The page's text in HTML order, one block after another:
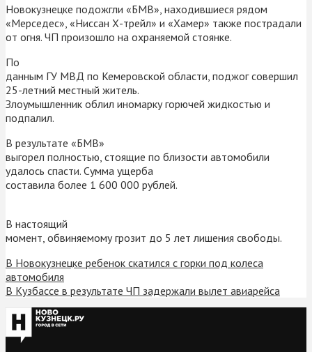
Новокузнецке подожгли «БМВ», находившиеся рядом
«Мерседес», «Ниссан Х-трейл» и «Хамер» также пострадали
от огня. ЧП произошло на охраняемой стоянке.
По
данным ГУ МВД по Кемеровской области, поджог совершил
25-летний местный житель.
Злоумышленник облил иномарку горючей жидкостью и
подпалил.
В результате «БМВ»
выгорел полностью, стоящие по близости автомобили
удалось спасти. Сумма ущерба
составила более 1 600 000 рублей.
В настоящий
момент, обвиняемому грозит до 5 лет лишения свободы.
В Новокузнецке ребенок скатился с горки под колеса
автомобиля
В Кузбассе в результате ЧП задержали вылет авиарейса